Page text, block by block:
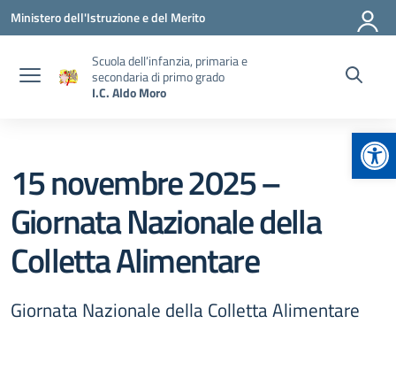
Vai ai contenuti
Vai al menu di navigazione
Vai al footer
Ministero dell'Istruzione e del Merito
Scuola dell’infanzia, primaria e
secondaria di primo grado
I.C. Aldo Moro
15 novembre 2025 –
Giornata Nazionale della
Colletta Alimentare
Giornata Nazionale della Colletta Alimentare